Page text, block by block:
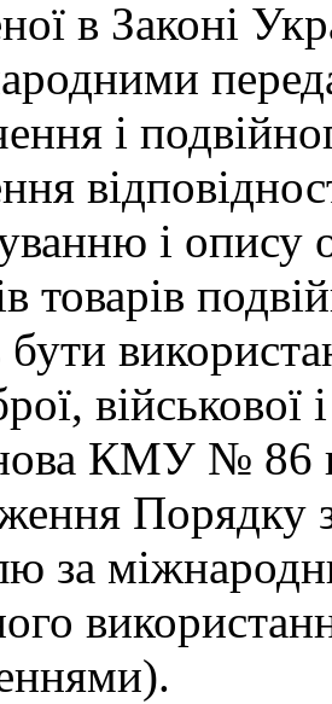
в Законі
і
і опису
товарів
військової
КМУ № 86
Порядку
за